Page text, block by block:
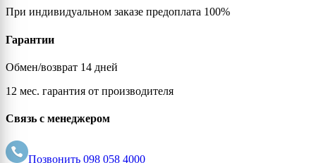
При индивидуальном заказе предоплата 100%
Гарантии
Обмен/возврат 14 дней
12 мес. гарантия от производителя
Связь с менеджером
Позвонить 098 058 4000